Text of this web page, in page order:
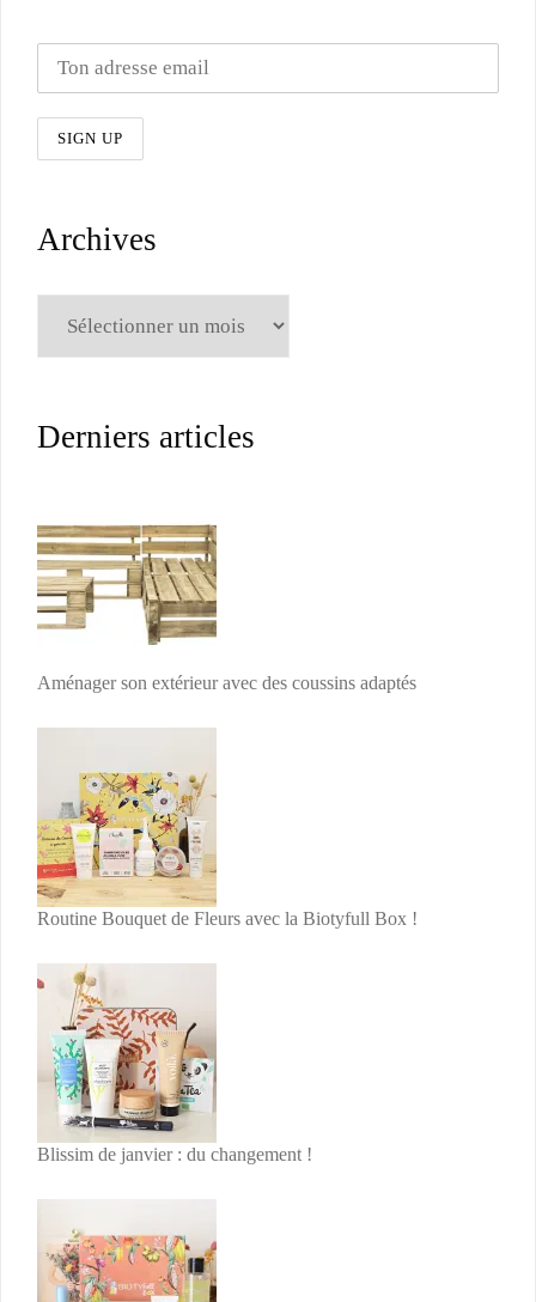
Archives
Derniers articles
Aménager son extérieur avec des coussins adaptés
Routine Bouquet de Fleurs avec la Biotyfull Box !
Blissim de janvier : du changement !